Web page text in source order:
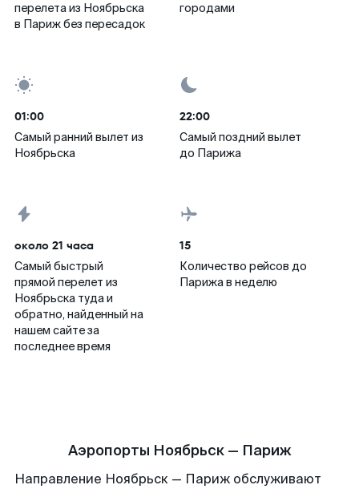
перелета из Ноябрьска
в Париж без пересадок
городами
01:00
Самый ранний вылет из
Ноябрьска
22:00
Самый поздний вылет
до Парижа
около 21 часа
Самый быстрый
прямой перелет из
Ноябрьска туда и
обратно, найденный на
нашем сайте за
последнее время
15
Количество рейсов до
Парижа в неделю
Аэропорты Ноябрьск — Париж
Направление Ноябрьск — Париж обслуживают